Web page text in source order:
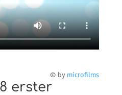
© by microfilms
erster